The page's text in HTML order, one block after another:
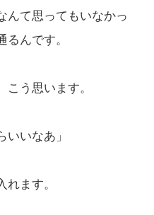
んて思ってもいなかっ
んです。
う思います。
いいなあ」
ます。